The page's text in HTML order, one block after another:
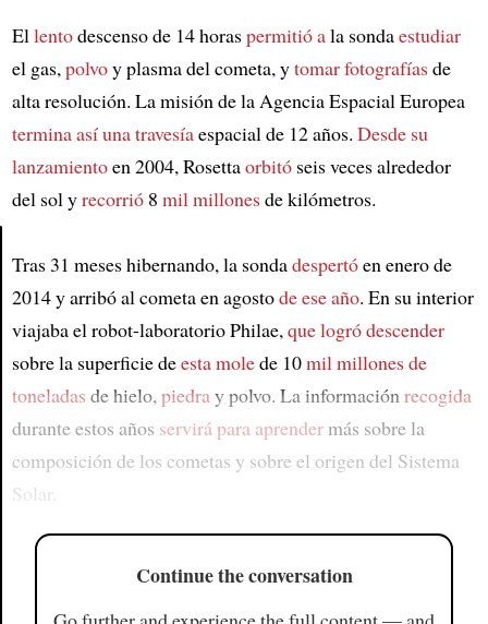
Article
Ellentodescenso de 14 horaspermitió ala sondaestudiar
el gas,polvoy plasma del cometa, ytomar fotografíasde
alta resolución. La misión de la Agencia Espacial Europea
termina asíuna travesíaespacial de 12 años. Desde su
lanzamientoen 2004, Rosettaorbitóseis veces alrededor
del sol yrecorrió8 mil millonesde kilómetros.
Tras 31 meses hibernando, la sondadespertóen enero de
2014 y arribó al cometa en agostode ese año. En su interior
viajaba el robot-laboratorio Philae,que logró descender
sobre la superficie deesta molede 10mil millones de
toneladas de hielo,piedray polvo. La informaciónrecogida
durante estos años servirá para aprendermás sobre la
composición de los cometas y sobre el origen del Sistema
Solar.
Continue the conversation